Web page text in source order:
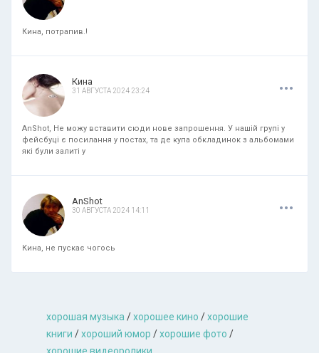
Кина, потрапив.!
Кина
31 АВГУСТА 2024 23:24 ...
AnShot, Не можу вставити сюди нове запрошення. У нашій групі у
фейсбуці є посилання у постах, та де купа обкладинок з альбомами
які були залиті у
AnShot
30 АВГУСТА 2024 14:11 ...
Кина, не пускає чогось
хорошая музыкa /хорошее кино /хорошие
книги /хороший юмор /хорошие фото /